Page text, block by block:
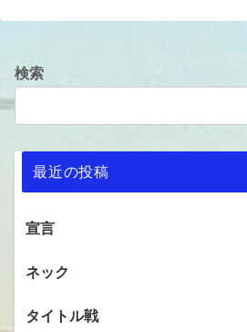
検索
最近の投稿
宣言
ネック
タイトル戦